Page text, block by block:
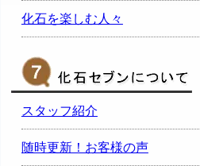
化石を楽しむ人々
スタッフ紹介
随時更新！お客様の声